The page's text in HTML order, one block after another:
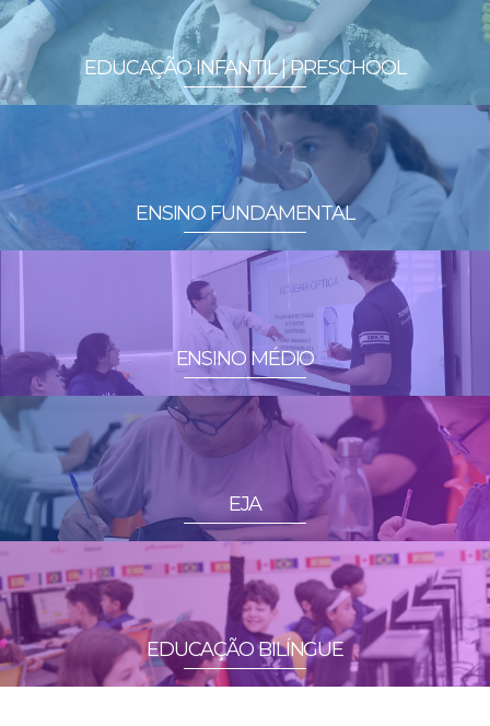
EDUCAÇÃO INFANTIL | PRESCHOOL
ENSINO FUNDAMENTAL
ENSINO MÉDIO
EJA
EDUCAÇÃO BILÍNGUE